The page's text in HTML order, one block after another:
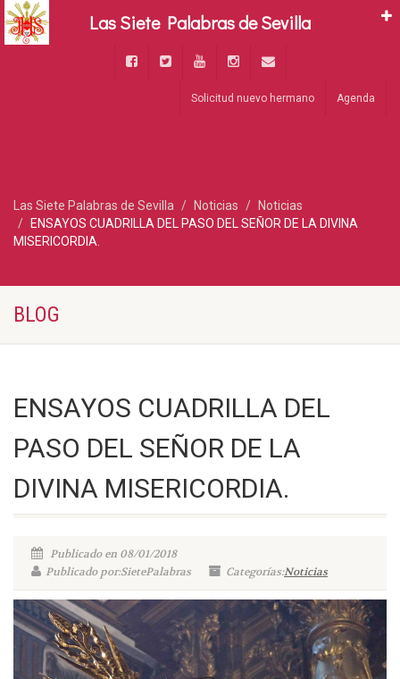
Solicitud nuevo hermano Agenda
Las Siete Palabras de Sevilla Noticias
Noticias
ENSAYOS CUADRILLA DEL PASO DEL SEÑOR DE LA DIVINA
MISERICORDIA.
BLOG
ENSAYOS CUADRILLA DEL
PASO DEL SEÑOR DE LA
DIVINA MISERICORDIA.
Publicado en 08/01/2018
Publicado por:SietePalabras
Categorías:Noticias
Las Siete Palabras de Sevilla